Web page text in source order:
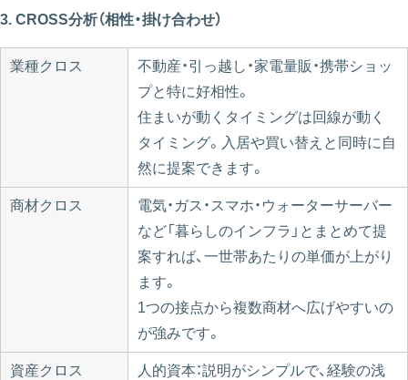
3. CROSS分析（相性・掛け合わせ）
業種クロス
不動産・引っ越し・家電量販・携帯ショッ
プと特に好相性。
住まいが動くタイミングは回線が動く
タイミング。入居や買い替えと同時に自
然に提案できます。
商材クロス
電気・ガス・スマホ・ウォーターサーバー
など「暮らしのインフラ」とまとめて提
案すれば、一世帯あたりの単価が上がり
ます。
1つの接点から複数商材へ広げやすいの
が強みです。
資産クロス
人的資本：説明がシンプルで、経験の浅